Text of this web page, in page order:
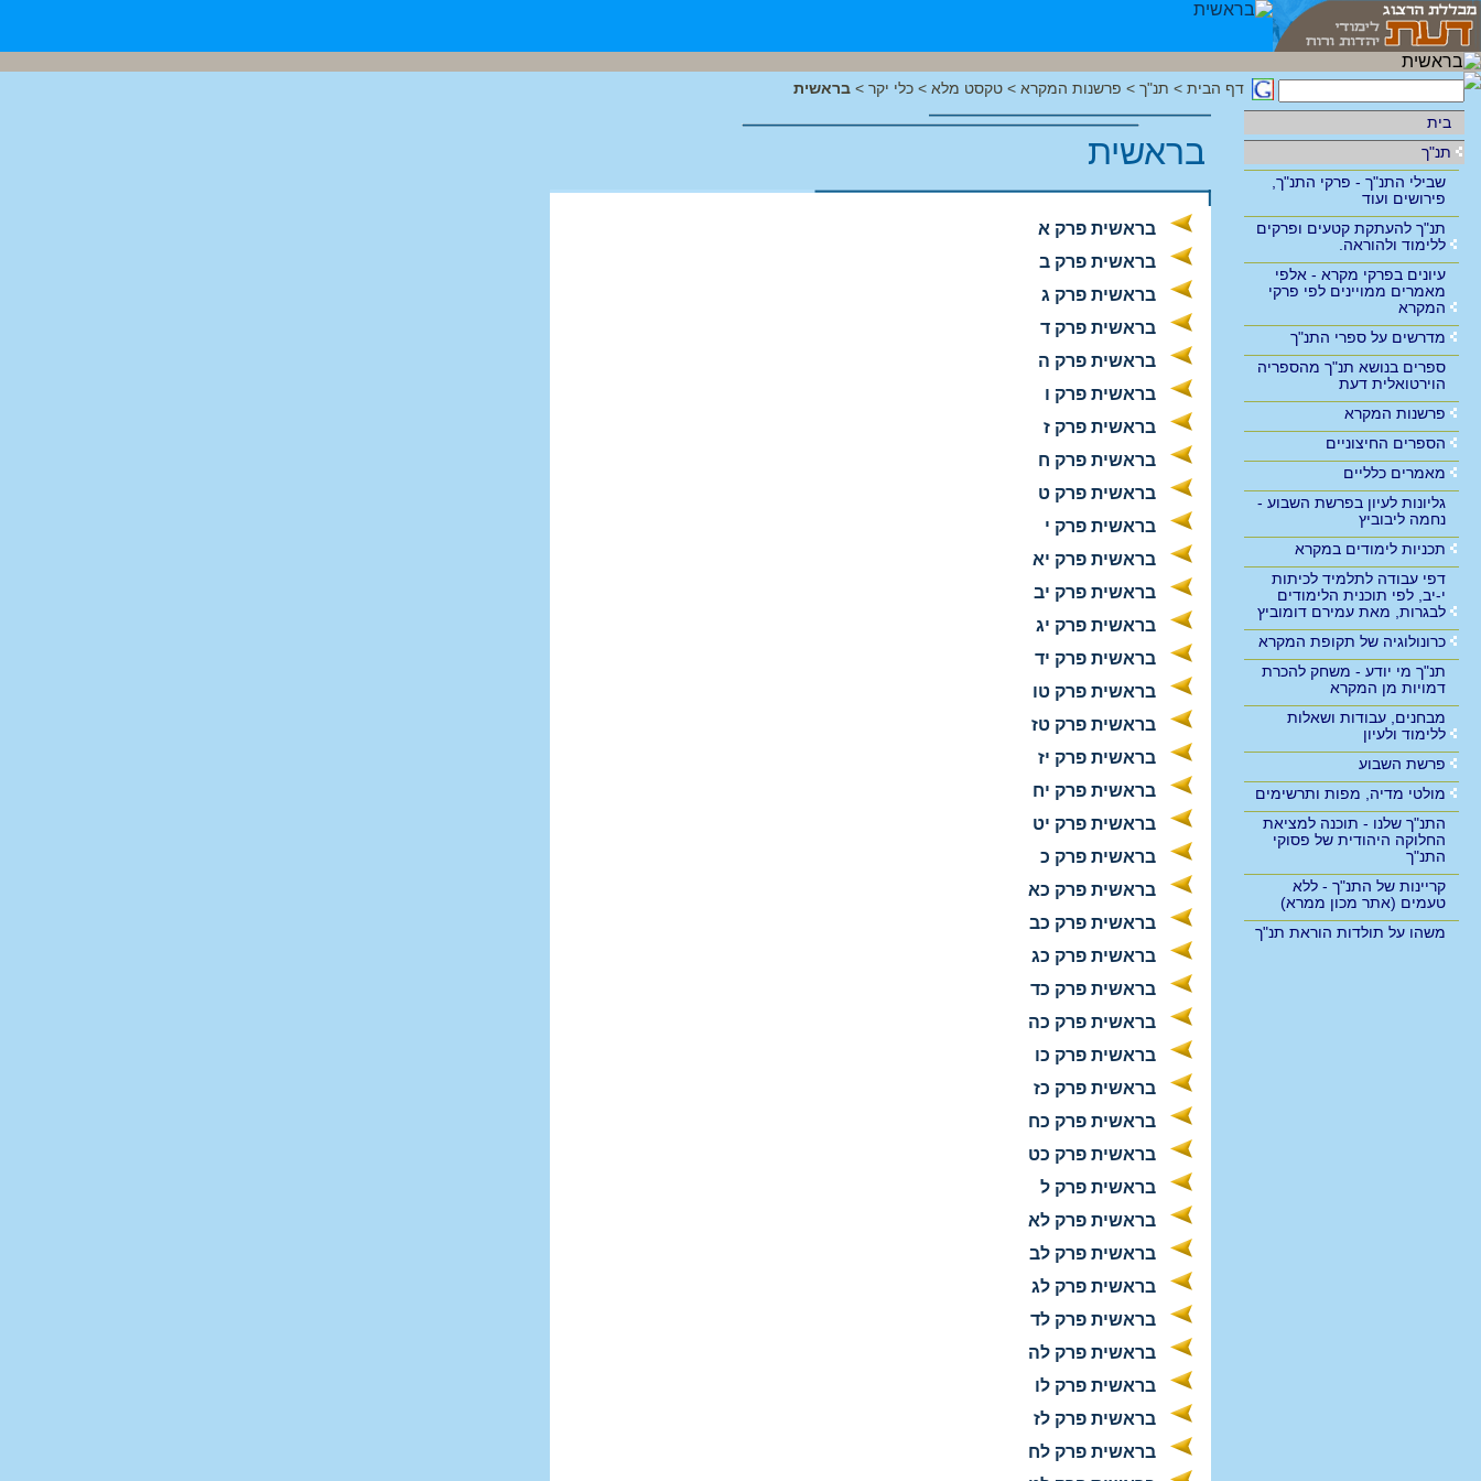
בית
תנ"ך
שבילי התנ"ך - פרקי התנ"ך,
פירושים ועוד
תנ"ך להעתקת קטעים ופרקים
ללימוד ולהוראה.
עיונים בפרקי מקרא - אלפי
מאמרים ממויינים לפי פרקי
המקרא
מדרשים על ספרי התנ"ך
ספרים בנושא תנ"ך מהספריה
הוירטואלית דעת
פרשנות המקרא
הספרים החיצוניים
מאמרים כלליים
גליונות לעיון בפרשת השבוע -
נחמה ליבוביץ
תכניות לימודים במקרא
דפי עבודה לתלמיד לכיתות
י-יב, לפי תוכנית הלימודים
לבגרות, מאת עמירם דומוביץ
כרונולוגיה של תקופת המקרא
תנ"ך מי יודע - משחק להכרת
דמויות מן המקרא
מבחנים, עבודות ושאלות
ללימוד ולעיון
פרשת השבוע
מולטי מדיה, מפות ותרשימים
התנ"ך שלנו - תוכנה למציאת
החלוקה היהודית של פסוקי
התנ"ך
קריינות של התנ"ך - ללא
טעמים (אתר מכון ממרא)
משהו על תולדות הוראת תנ"ך
דף הבית > תנ"ך > פרשנות המקרא > טקסט מלא > כלי יקר > בראשית
בראשית
בראשית פרק א
בראשית פרק ב
בראשית פרק ג
בראשית פרק ד
בראשית פרק ה
בראשית פרק ו
בראשית פרק ז
בראשית פרק ח
בראשית פרק ט
בראשית פרק י
בראשית פרק יא
בראשית פרק יב
בראשית פרק יג
בראשית פרק יד
בראשית פרק טו
בראשית פרק טז
בראשית פרק יז
בראשית פרק יח
בראשית פרק יט
בראשית פרק כ
בראשית פרק כא
בראשית פרק כב
בראשית פרק כג
בראשית פרק כד
בראשית פרק כה
בראשית פרק כו
בראשית פרק כז
בראשית פרק כח
בראשית פרק כט
בראשית פרק ל
בראשית פרק לא
בראשית פרק לב
בראשית פרק לג
בראשית פרק לד
בראשית פרק לה
בראשית פרק לו
בראשית פרק לז
בראשית פרק לח